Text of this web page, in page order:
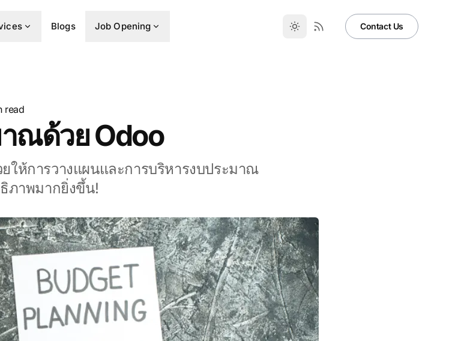
Blogs Job Opening Contact Us
read
ณด้วย Odoo
ให้การวางแผนและการบริหารงบประมาณ
ภาพมากยิ่งขึ้น!